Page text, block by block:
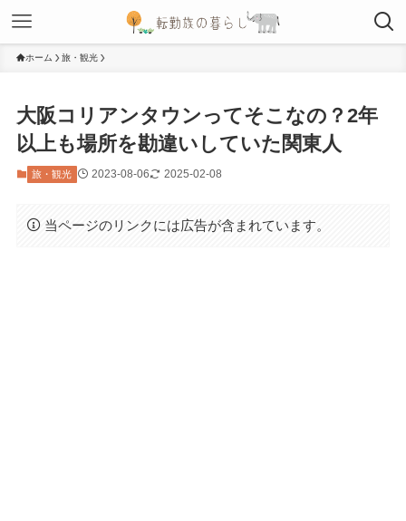
ホーム 旅・観光
大阪コリアンタウンってそこなの？2年
以上も場所を勘違いしていた関東人
旅・観光 2023-08-06 2025-02-08
当ページのリンクには広告が含まれています。